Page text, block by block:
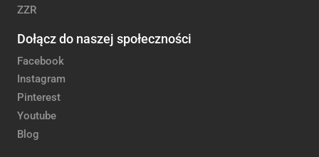
ZZR
Dołącz do naszej społeczności
Facebook
Instagram
Pinterest
Youtube
Blog